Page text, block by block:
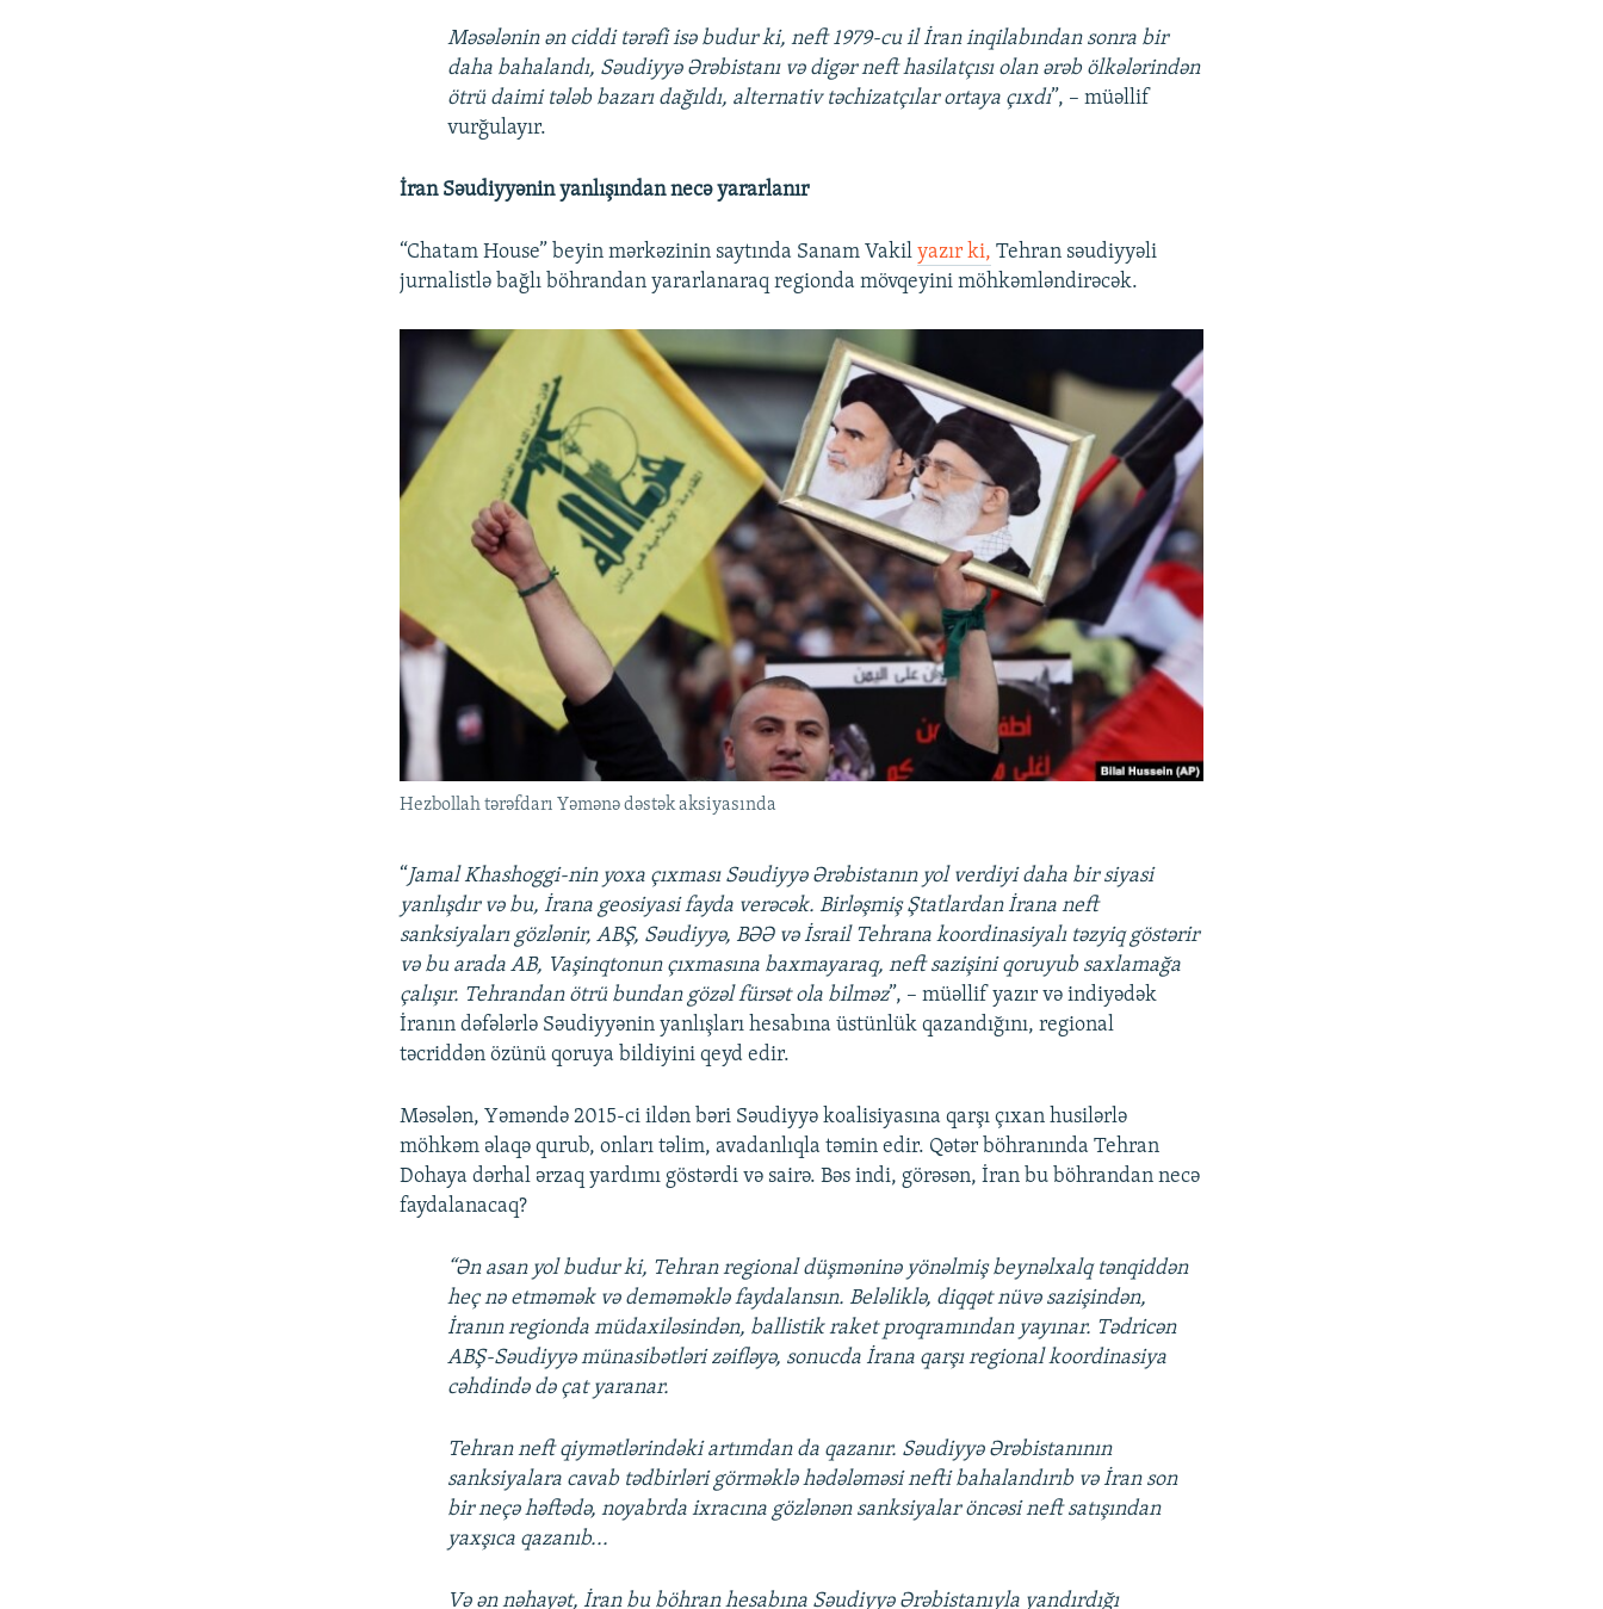
Məsələnin ən ciddi tərəfi isə budur ki, neft 1979-cu il İran inqilabından sonra bir
daha bahalandı, Səudiyyə Ərəbistanı və digər neft hasilatçısı olan ərəb ölkələrindən
ötrü daimi tələb bazarı dağıldı, alternativ təchizatçılar ortaya çıxdı”, – müəllif
vurğulayır.
İran Səudiyyənin yanlışından necə yararlanır
“Chatam House” beyin mərkəzinin saytında Sanam Vakilyazır ki, Tehran səudiyyəli
jurnalistlə bağlı böhrandan yararlanaraq regionda mövqeyini möhkəmləndirəcək.
Hezbollah tərəfdarı Yəmənə dəstək aksiyasında
“Jamal Khashoggi-nin yoxa çıxması Səudiyyə Ərəbistanın yol verdiyi daha bir siyasi
yanlışdır və bu, İrana geosiyasi fayda verəcək. Birləşmiş Ştatlardan İrana neft
sanksiyaları gözlənir, ABŞ, Səudiyyə, BƏƏ və İsrail Tehrana koordinasiyalı təzyiq göstərir
və bu arada AB, Vaşinqtonun çıxmasına baxmayaraq, neft sazişini qoruyub saxlamağa
çalışır. Tehrandan ötrü bundan gözəl fürsət ola bilməz”, – müəllif yazır və indiyədək
İranın dəfələrlə Səudiyyənin yanlışları hesabına üstünlük qazandığını, regional
təcriddən özünü qoruya bildiyini qeyd edir.
Məsələn, Yəməndə 2015-ci ildən bəri Səudiyyə koalisiyasına qarşı çıxan husilərlə
möhkəm əlaqə qurub, onları təlim, avadanlıqla təmin edir. Qətər böhranında Tehran
Dohaya dərhal ərzaq yardımı göstərdi və sairə. Bəs indi, görəsən, İran bu böhrandan necə
faydalanacaq?
“Ən asan yol budur ki, Tehran regional düşməninə yönəlmiş beynəlxalq tənqiddən
heç nə etməmək və deməməklə faydalansın. Beləliklə, diqqət nüvə sazişindən,
İranın regionda müdaxiləsindən, ballistik raket proqramından yayınar. Tədricən
ABŞ-Səudiyyə münasibətləri zəifləyə, sonucda İrana qarşı regional koordinasiya
cəhdində də çat yaranar.
Tehran neft qiymətlərindəki artımdan da qazanır. Səudiyyə Ərəbistanının
sanksiyalara cavab tədbirləri görməklə hədələməsi nefti bahalandırıb və İran son
bir neçə həftədə, noyabrda ixracına gözlənən sanksiyalar öncəsi neft satışından
yaxşıca qazanıb...
Və ən nəhayət, İran bu böhran hesabına Səudiyyə Ərəbistanıyla yandırdığı